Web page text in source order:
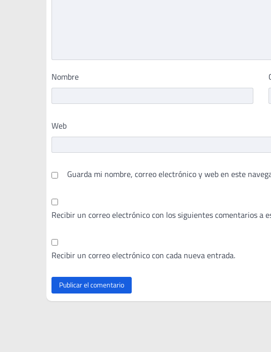
Nombre
Web
Guarda mi nombre, correo electrónico y web en este
Recibir un correo electrónico con los siguientes comentarios a
Recibir un correo electrónico con cada nueva entrada.